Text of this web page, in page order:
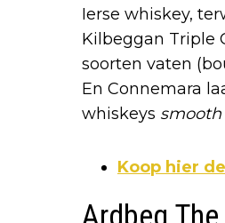
Ierse whiskey,
Kilbeggan Triple
soorten vaten
En Connemara
whiskeys smooth
Koop hier